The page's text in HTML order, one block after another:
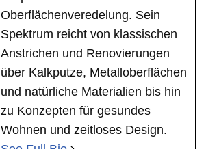
Oberflächenveredelung. Sein
Spektrum reicht von klassischen
Anstrichen und Renovierungen
über Kalkputze, Metalloberflächen
und natürliche Materialien bis hin
zu Konzepten für gesundes
Wohnen und zeitloses Design.